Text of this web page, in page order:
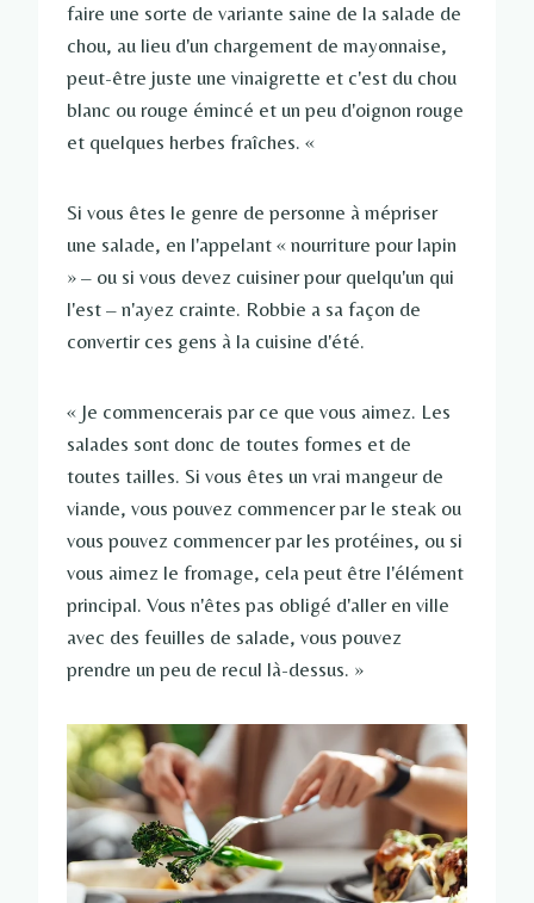
faire une sorte de variante saine de la salade de
chou, au lieu d'un chargement de mayonnaise,
peut-être juste une vinaigrette et c'est du chou
blanc ou rouge émincé et un peu d'oignon rouge
et quelques herbes fraîches. «
Si vous êtes le genre de personne à mépriser
une salade, en l'appelant « nourriture pour lapin
» – ou si vous devez cuisiner pour quelqu'un qui
l'est – n'ayez crainte. Robbie a sa façon de
convertir ces gens à la cuisine d'été.
« Je commencerais par ce que vous aimez. Les
salades sont donc de toutes formes et de
toutes tailles. Si vous êtes un vrai mangeur de
viande, vous pouvez commencer par le steak ou
vous pouvez commencer par les protéines, ou si
vous aimez le fromage, cela peut être l'élément
principal. Vous n'êtes pas obligé d'aller en ville
avec des feuilles de salade, vous pouvez
prendre un peu de recul là-dessus. »